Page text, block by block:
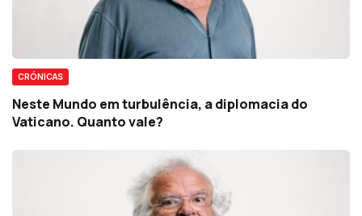
CRÓNICAS
Neste Mundo em turbulência, a diplomacia do
Vaticano. Quanto vale?